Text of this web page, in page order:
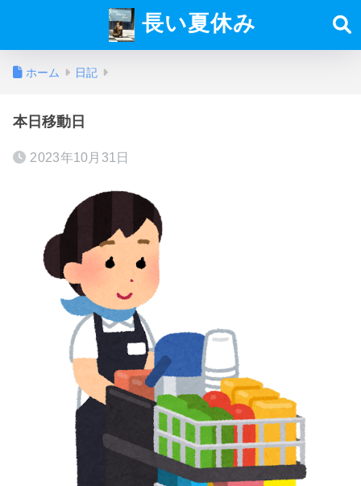
長い夏休み
ホーム 日記
本日移動日
2023年10月31日